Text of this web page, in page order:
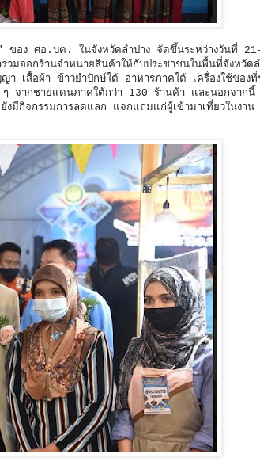
ของ ศอ.บต. ในจังหวัดลำปาง จัดขึ้นระหว่างวันที่
ออกร้านจำหน่ายสินค้าให้กับประชาชนในพื้นที่จังหวัดล
สื้อผ้า ข้าวยำปักษ์ใต้ อาหารภาคใต้ เครื่องใช้ของที่
จากชายแดนภาคใต้กว่า 130 ร้านค้า และนอกจากนี้
มีกิจกรรมการลดแลก แจกแถมแก่ผู้เข้ามาเที่ยวในงาน